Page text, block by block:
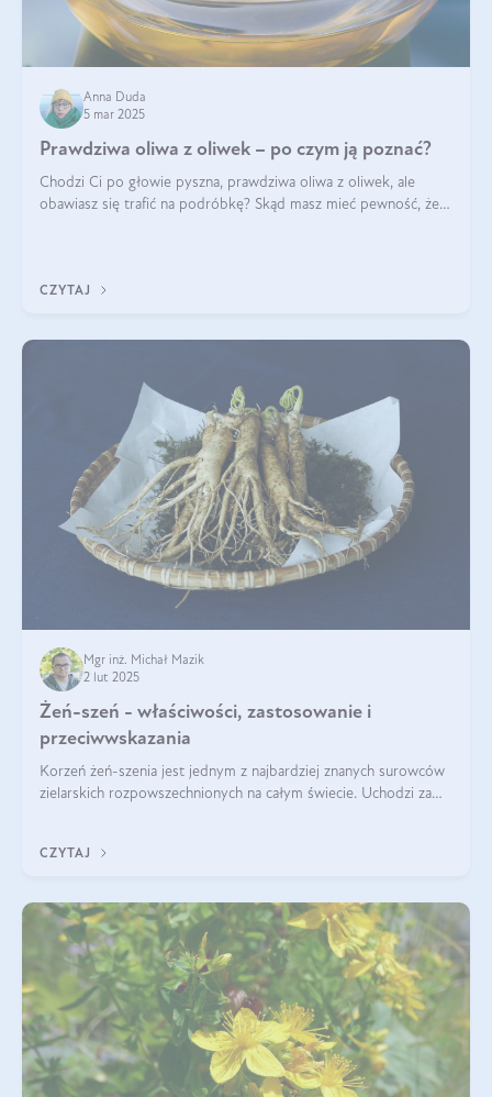
Anna Duda
5 mar 2025
Prawdziwa oliwa z oliwek – po czym ją poznać?
Chodzi Ci po głowie pyszna, prawdziwa oliwa z oliwek, ale
obawiasz się trafić na podróbkę? Skąd masz mieć pewność, że
CZYTAJ
Mgr inż. Michał Mazik
2 lut 2025
Żeń-szeń - właściwości, zastosowanie i
przeciwwskazania
Korzeń żeń-szenia jest jednym z najbardziej znanych surowców
zielarskich rozpowszechnionych na całym świecie. Uchodzi za
CZYTAJ